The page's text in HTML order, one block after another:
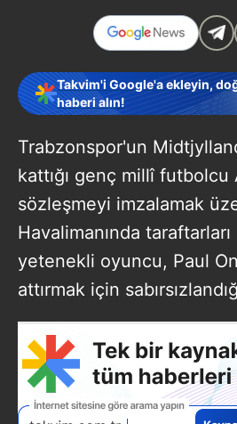
Takvim'i Google'a ekleyin,
haberi alın!
Trabzonspor'un
kattığı genç millî futbolcu
sözleşmeyi imzalamak
Havalimanında
yetenekli oyuncu, Paul
attırmak için